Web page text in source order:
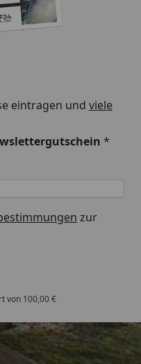
eintragen und viele
*
zur
von 100,00 €